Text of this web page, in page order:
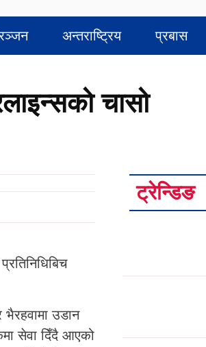
अन्तराष्ट्रिय प्रबास
चासो
ट्रेन्डिङ
भैरहवामा उडान
सेवा दिँदै आएको